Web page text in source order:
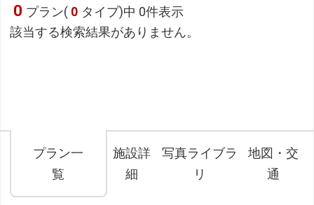
0 プラン( 0 タイプ)中 0件表示
該当する検索結果がありません。
プラン一
覧
施設詳
細
写真ライブラ
リ
地図・交
通